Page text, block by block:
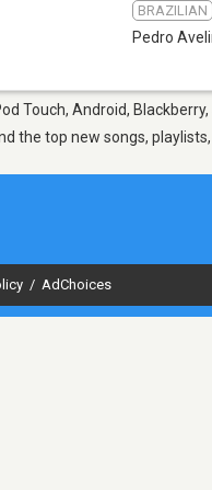
BRAZILIAN
Pedro
Touch, Android,
the top new songs,
/ AdChoices